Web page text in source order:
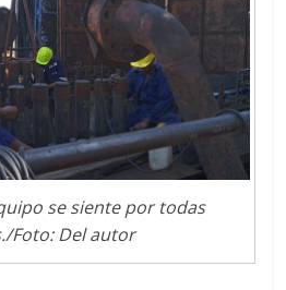
se siente por todas
Foto: Del autor